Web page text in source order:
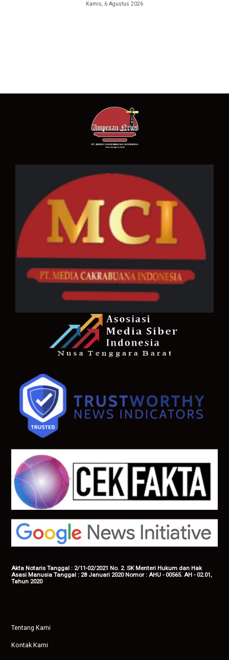
Kamis, 6 Agustus 2026
Akta Notaris Tanggal : 2/11-02/2021 No. 2. SK Menteri Hukum dan Hak
Asasi Manusia Tanggal : 28 Januari 2020 Nomor : AHU - 00565. AH - 02.01,
Tahun 2020
Tentang Kami
Kontak Kami